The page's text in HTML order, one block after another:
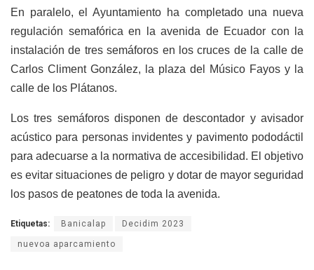
En paralelo, el Ayuntamiento ha completado una nueva
regulación semafórica en la avenida de Ecuador con la
instalación de tres semáforos en los cruces de la calle de
Carlos Climent González, la plaza del Músico Fayos y la
calle de los Plátanos.
Los tres semáforos disponen de descontador y avisador
acústico para personas invidentes y pavimento pododáctil
para adecuarse a la normativa de accesibilidad. El objetivo
es evitar situaciones de peligro y dotar de mayor seguridad
los pasos de peatones de toda la avenida.
Etiquetas: Banicalap Decidim 2023
nuevoa aparcamiento